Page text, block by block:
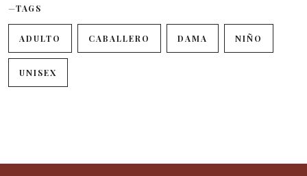
TAGS
ADULTO CABALLERO DAMA NIÑO
UNISEX